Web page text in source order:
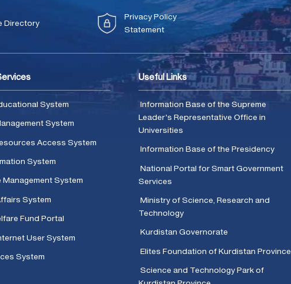
Directory
Privacy Policy
Statement
System
System
Access System
System
System
System
Fund Portal
User System
System
Useful Links
Information Base of the Supreme
Leader's Representative Office in
Universities
Information Base of the Presidency
National Portal for Smart Government
Services
Ministry of Science, Research and
Technology
Kurdistan Governorate
Elites Foundation of Kurdistan Province
Science and Technology Park of